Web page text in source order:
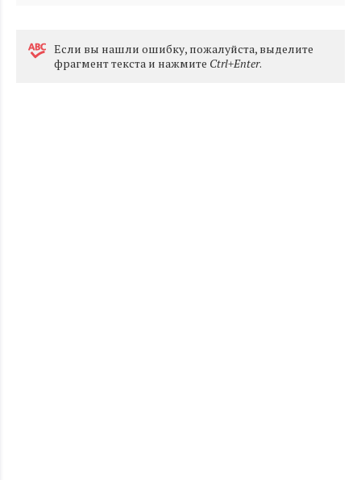
Eсли вы нашли ошибку, пожалуйста, выделите
фрагмент текста и нажмите Ctrl+Enter.